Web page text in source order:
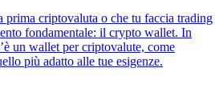
prima criptovaluta o che tu faccia trading
fondamentale: il crypto wallet. In
un wallet per criptovalute, come
più adatto alle tue esigenze.